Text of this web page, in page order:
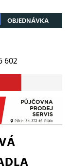
OBJEDNÁVKA
602